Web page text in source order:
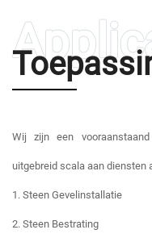
Wij zijn een
uitgebreid scala aan diensten
1. Steen Gevelinstallatie
2. Steen Bestrating